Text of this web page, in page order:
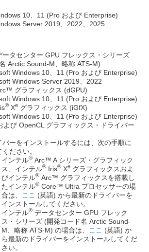
10、11 (Pro および Enterprise)
Server 2019、2022、2025
ータセンター GPU フレックス・シリーズ
Arctic Sound-M、略称 ATS-M)
Windows 10、11 (Pro および Enterprise)
Windows Server 2019、2022
グラフィックス (dGPU)
Windows 10、11 (Pro および Enterprise)
® Xe グラフィックス (iGfX)
Windows 10、11 (Pro および Enterprise)
よび OpenCL グラフィックス・ドライバー
バーをインストールするには、次の手順に
ださい。
インテル® Arc™ A シリーズ・グラフィック
ス、インテル® Iris® Xe グラフィックスおよ
びインテル® Arc™ グラフィックスを搭載し
たインテル® Core™ Ultra プロセッサーの場
合は、
ここ (英語) から最新のドライバーを
インストールしてください。
インテル® データセンター GPU フレック
ス・シリーズ (開発コード名 Arctic Sound-
M、略称 ATS-M) の場合は、
ここ (英語) か
ら最新のドライバーをインストールしてくだ
さい。